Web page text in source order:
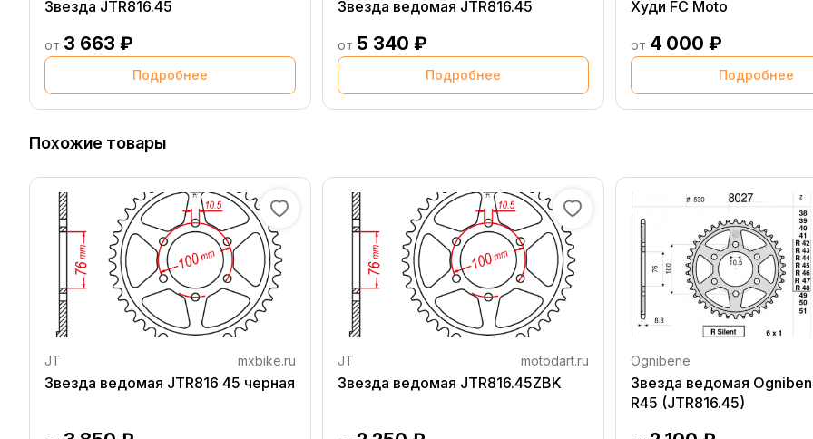
Звезда JTR816.45
от 3 663 ₽
Подробнее
Звезда ведомая JTR816.45
от 5 340 ₽
Подробнее
Худи FC Moto
от 4 000 ₽
Подробнее
Похожие товары
JT mxbike.ru
Звезда ведомая JTR816 45 черная
JT motodart.ru
Звезда ведомая JTR816.45ZBK
Ognibene
Звезда ведомая
R45 (JTR816.45)